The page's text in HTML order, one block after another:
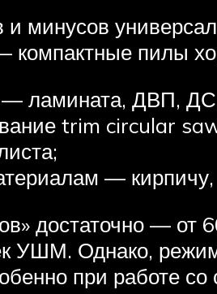
минусов
пилы
— ламината, ДВП,
trim circular
—
достаточно — от
УШМ. Однако,
при работе